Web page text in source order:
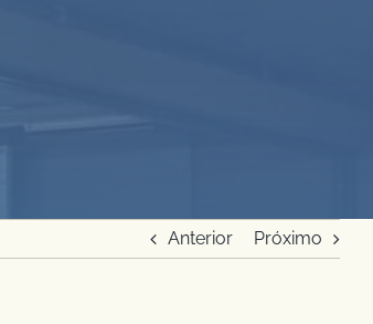
Anterior Próximo